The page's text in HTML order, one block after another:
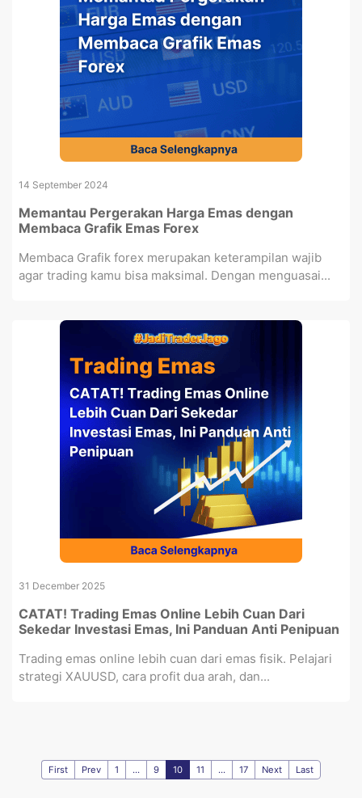
14 September 2024
Memantau Pergerakan Harga Emas dengan
Membaca Grafik Emas Forex
Membaca Grafik forex merupakan keterampilan wajib
agar trading kamu bisa maksimal. Dengan menguasai...
31 December 2025
CATAT! Trading Emas Online Lebih Cuan Dari
Sekedar Investasi Emas, Ini Panduan Anti Penipuan
Trading emas online lebih cuan dari emas fisik. Pelajari
strategi XAUUSD, cara profit dua arah, dan...
First Prev 1 ... 9 10 11 ... 17 Next Last